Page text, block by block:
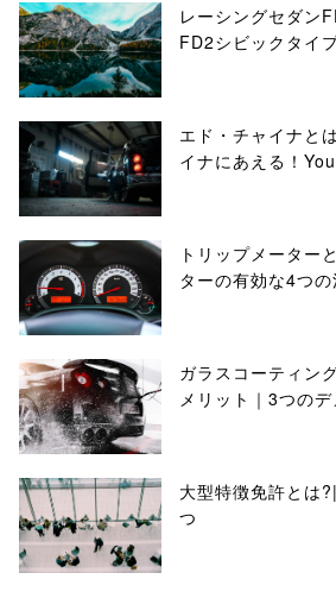
レーシングセダン
FD2シビックタイ
エド・チャイナと
イナにあえる！
トリップメーター
ターの有効な4つ
ガラスコーティン
メリット｜3つのデ
大型特徴免許とは
つ